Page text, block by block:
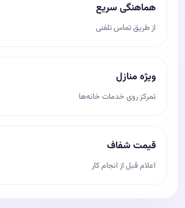
هماهنگی سریع
از طریق تماس تلفنی
ویژه منازل
تمرکز روی خدمات خانه‌ها
قیمت شفاف
اعلام قبل از انجام کار